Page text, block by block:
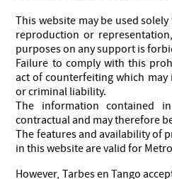
This website may be used
reproduction or
purposes on any support is
Failure to comply with this
act of counterfeiting which
or criminal liability.
The information contained
contractual and may therefore
The features and availability of
in this website are valid for
However, Tarbes en Tango